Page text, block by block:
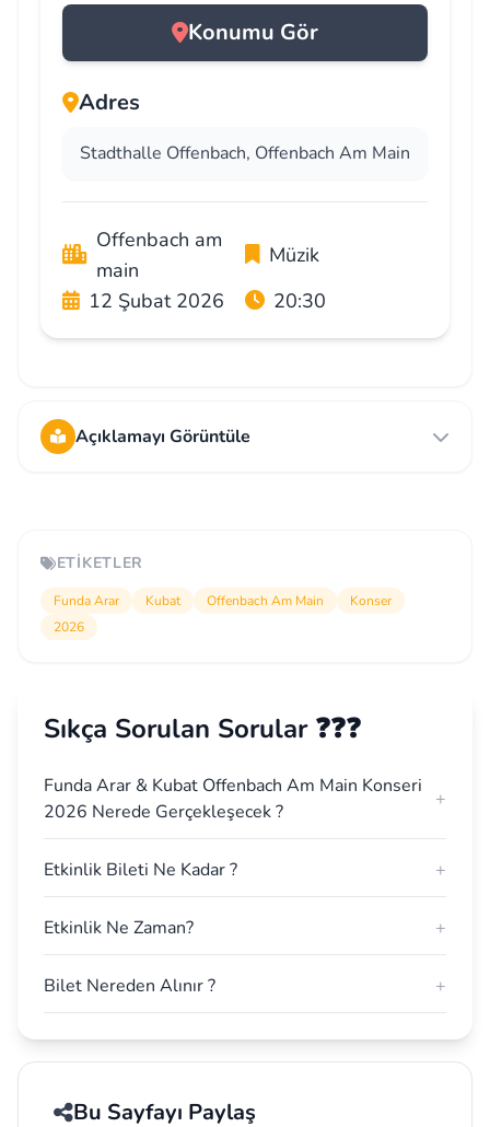
Konumu Gör
Adres
Stadthalle Offenbach, Offenbach Am Main
Offenbach am
main
Müzik
12 Şubat 2026
20:30
Açıklamayı Görüntüle
ETIKETLER
Funda Arar Kubat Offenbach Am Main
Konser
2026
Sıkça Sorulan Sorular ❓❓❓
Funda Arar & Kubat Offenbach Am Main Konseri
2026 Nerede Gerçekleşecek ?
+
Etkinlik Bileti Ne Kadar ? +
Etkinlik Ne Zaman? +
Bilet Nereden Alınır ? +
Bu Sayfayı Paylaş